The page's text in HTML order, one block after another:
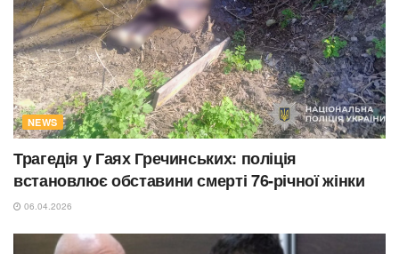
NEWS
Трагедія у Гаях Гречинських: поліція
встановлює обставини смерті 76-річної жінки
06.04.2026